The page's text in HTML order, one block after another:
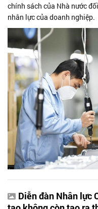
chính sách của Nhà nước
nhân lực của doanh nghiệp.
Diễn đàn Nhân lực